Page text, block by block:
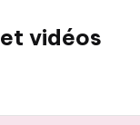
vidéos